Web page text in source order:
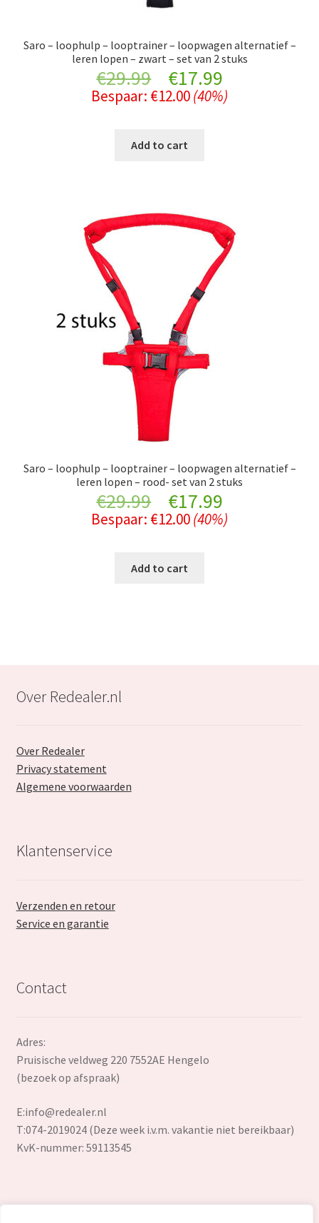
Saro – loophulp – looptrainer – loopwagen alternatief –
leren lopen – zwart – set van 2 stuks
€29.99
Original
price
was:
€17.99Current
price
Bespaar: €12.00(40%)
Add to cart
Saro – loophulp – looptrainer – loopwagen alternatief –
leren lopen – rood- set van 2 stuks
€29.99
Original
price
was:
€17.99Current
price
Bespaar: €12.00(40%)
Add to cart
Over Redealer.nl
Over Redealer
Privacy statement
Algemene voorwaarden
Klantenservice
Verzenden en retour
Service en garantie
Contact
Adres:
Pruisische veldweg 220 7552AE Hengelo
(bezoek op afspraak)
E:info@redealer.nl
T:074-2019024 (Deze week i.v.m. vakantie niet bereikbaar)
KvK-nummer: 59113545